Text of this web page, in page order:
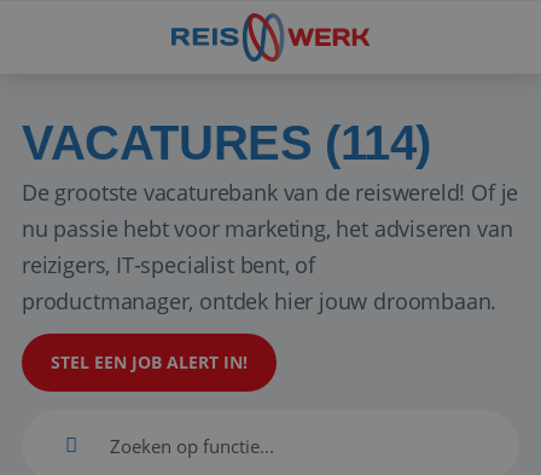
VACATURES (114)
De grootste vacaturebank van de reiswereld! Of je
nu passie hebt voor marketing, het adviseren van
reizigers, IT-specialist bent, of
productmanager, ontdek hier jouw droombaan.
STEL EEN JOB ALERT IN!